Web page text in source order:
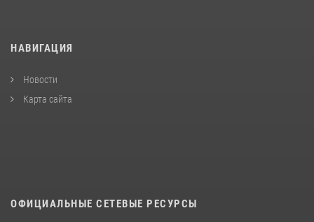
НАВИГАЦИЯ
Новости
Карта сайта
ОФИЦИАЛЬНЫЕ СЕТЕВЫЕ РЕСУРСЫ